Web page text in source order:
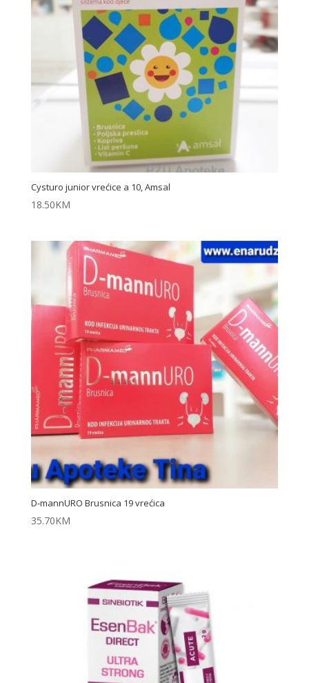
Cysturo junior vrećice a 10, Amsal
18.50KM
D-mannURO Brusnica 19 vrećica
35.70KM